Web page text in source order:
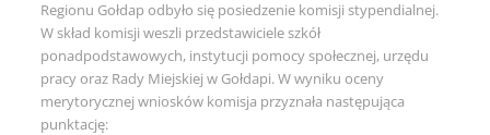
Regionu Gołdap odbyło się posiedzenie komisji stypendialnej.
W skład komisji weszli przedstawiciele szkół
ponadpodstawowych, instytucji pomocy społecznej, urzędu
pracy oraz Rady Miejskiej w Gołdapi. W wyniku oceny
merytorycznej wniosków komisja przyznała następująca
punktację: